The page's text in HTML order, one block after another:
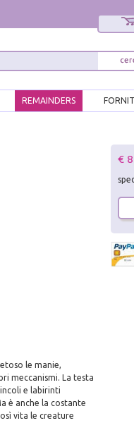
REMAINDERS
le manie,
meccanismi. La testa
e labirinti
è anche la costante
vita le creature
€
Interessato ai
Sarai informato
comunque
modulo di